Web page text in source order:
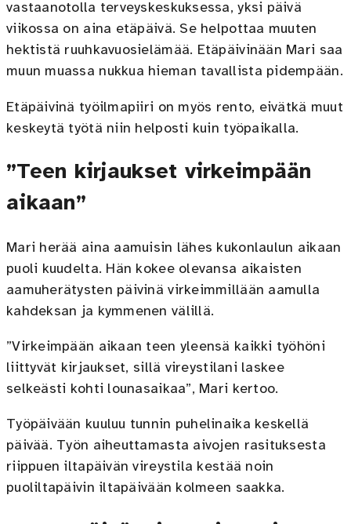
vastaanotolla terveyskeskuksessa, yksi päivä
viikossa on aina etäpäivä. Se helpottaa muuten
hektistä ruuhkavuosielämää. Etäpäivinään Mari saa
muun muassa nukkua hieman tavallista pidempään.
Etäpäivinä työilmapiiri on myös rento, eivätkä muut
keskeytä työtä niin helposti kuin työpaikalla.
”Teen kirjaukset virkeimpään
aikaan”
Mari herää aina aamuisin lähes kukonlaulun aikaan
puoli kuudelta. Hän kokee olevansa aikaisten
aamuherätysten päivinä virkeimmillään aamulla
kahdeksan ja kymmenen välillä.
”Virkeimpään aikaan teen yleensä kaikki työhöni
liittyvät kirjaukset, sillä vireystilani laskee
selkeästi kohti lounasaikaa”, Mari kertoo.
Työpäivään kuuluu tunnin puhelinaika keskellä
päivää. Työn aiheuttamasta aivojen rasituksesta
riippuen iltapäivän vireystila kestää noin
puoliltapäivin iltapäivään kolmeen saakka.